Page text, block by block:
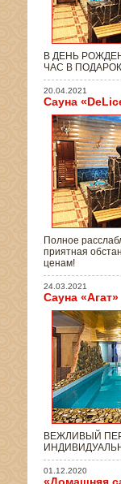
В ДЕНЬ
ЧАС В
20.04.2021
Сауна
Полное
приятная
ценам!
24.03.2021
Сауна «Агат»
ВЕЖЛИВЫЙ
01.12.2020